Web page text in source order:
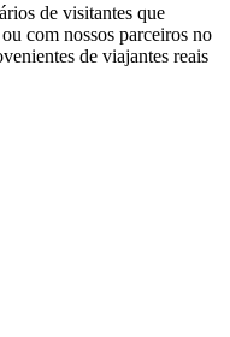
de visitantes que
com nossos parceiros no
de viajantes reais